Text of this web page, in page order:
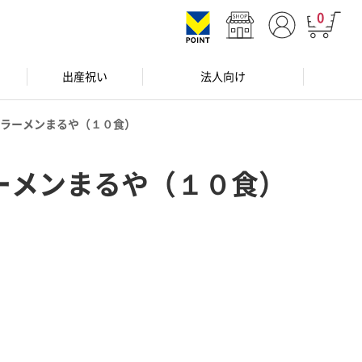
0
出産祝い 法人向け
ーメンまるや（１０食）
ンまるや（１０食）